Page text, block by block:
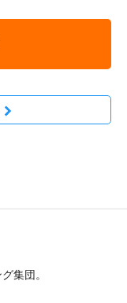
集団。